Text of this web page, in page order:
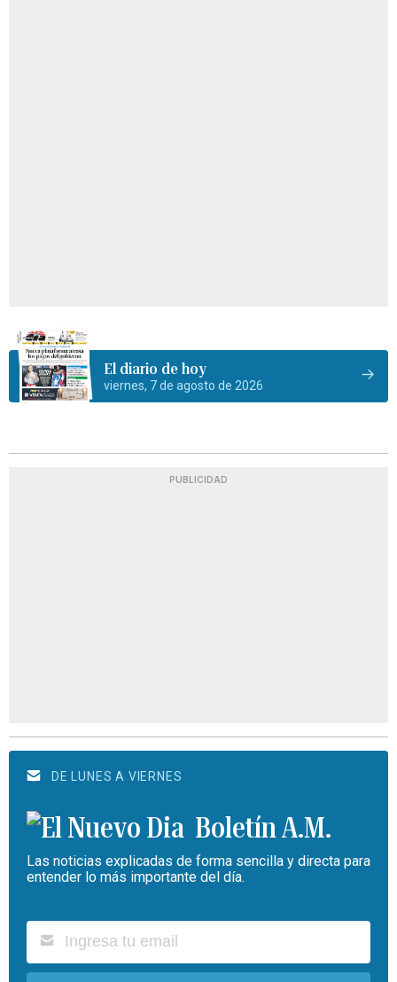
El diario de hoy
viernes, 7 de agosto de 2026
PUBLICIDAD
DE LUNES A VIERNES
Boletín A.M.
Las noticias explicadas de forma sencilla y directa para
entender lo más importante del día.